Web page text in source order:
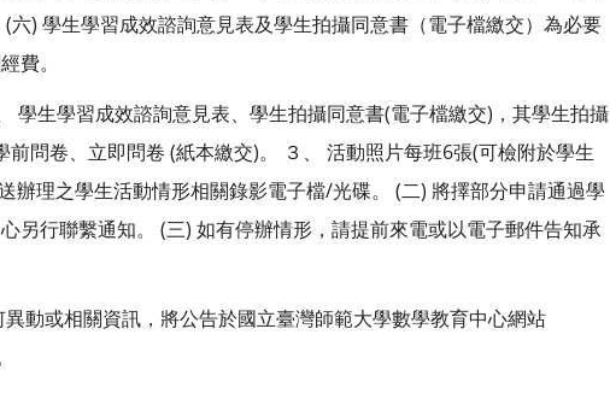
) 學生學習成效諮詢意見表及學生拍攝同意書（電子檔繳交）為必要
費。
學生學習成效諮詢意見表、學生拍攝同意書(電子檔繳交)，其學生拍攝
問卷、立即問卷 (紙本繳交)。 ３、 活動照片每班6張(可檢附於學生
辦理之學生活動情形相關錄影電子檔/光碟。 (二) 將擇部分申請通過學
另行聯繫通知。 (三) 如有停辦情形，請提前來電或以電子郵件告知承
動或相關資訊，將公告於國立臺灣師範大學數學教育中心網站